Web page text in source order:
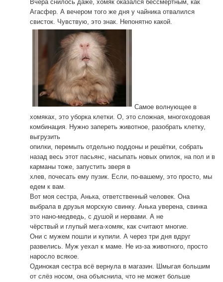
Вчера снилось даже, хомяк оказался бессмертным, как
Агасфер. А вечером того же дня у чайника отвалился
свисток. Чувствую, это знак. Непонятно какой.
Самое волнующее в
хомяках, это уборка клетки. О, это сложная, многоходовая
комбинация. Нужно запереть животное, разобрать клетку,
выгрузить
опилки, перемыть отдельно поддоны и решётки, собрать
назад весь этот пасьянс, насыпать новых опилок, на пол и в
карманы тоже, запустить зверя в
хлев, почесать ему пузик. Если, по-вашему, это просто, мы
едем к вам.
Вот моя сестра, Анька, ответственный человек. Она
выбрала в друзья морскую свинку. Анька уверена, свинка
это нано-медведь, с душой и нервами. А не
чёрствый и глупый мега-хомяк, как считают многие.
Они с мужем пошли и купили. А через три дня вдруг
развелись. Муж уехал к маме. Не из-за животного, просто
наросло всякое.
Одинокая сестра всё вернула в магазин. Шмыгая большим
от слёз носом, она объяснила, что не может больше